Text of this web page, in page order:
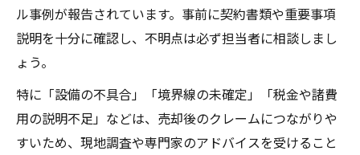
ル事例が報告されています。事前に契約書類や重要事項
説明を十分に確認し、不明点は必ず担当者に相談しまし
ょう。
特に「設備の不具合」「境界線の未確定」「税金や諸費
用の説明不足」などは、売却後のクレームにつながりや
すいため、現地調査や専門家のアドバイスを受けること